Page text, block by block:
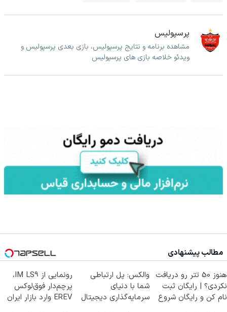
پرسپولیس
مشاهده برنامه و نتایج پرسپولیس، بازی بعدی پرسپولیس و
ویدئو خلاصه بازی های پرسپولیس
مطالب پیشنهادی
هنوز 50 تتر رو دریافت
نکردی؟ | رایگان ثبت
نام کن و رایگان شروع
والکس: پل ارتباطی
شما با دنیای
سرمایه‌گذاری دیجیتال
رونمایی از IM LS9،
پرچم‌دار فوق‌لوکس
EREV وارد بازار ایران